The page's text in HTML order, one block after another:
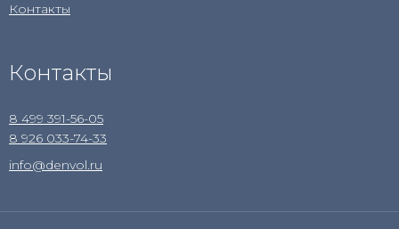
Контакты
Контакты
8 499 391-56-05
8 926 033-74-33
info@denvol.ru